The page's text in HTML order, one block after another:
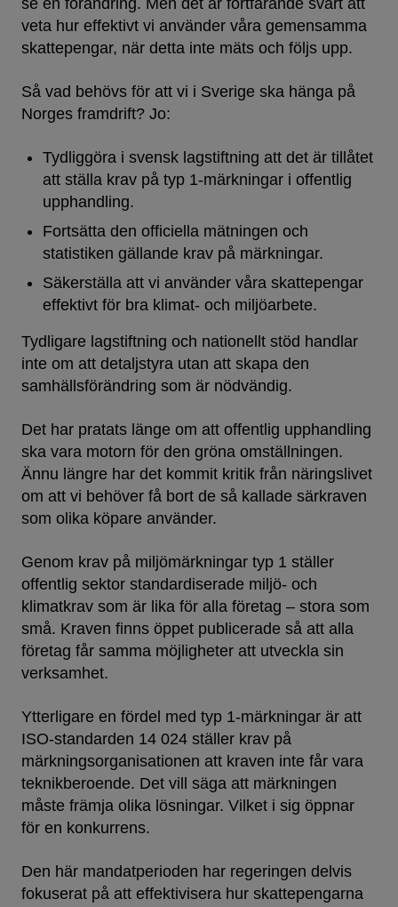
veta hur effektivt vi använder våra gemensamma
skattepengar, när detta inte mäts och följs upp.
Så vad behövs för att vi i Sverige ska hänga på
Norges framdrift? Jo:
Tydliggöra i svensk lagstiftning att det är tillåtet
att ställa krav på typ 1-märkningar i offentlig
upphandling.
Fortsätta den officiella mätningen och
statistiken gällande krav på märkningar.
Säkerställa att vi använder våra skattepengar
effektivt för bra klimat- och miljöarbete.
Tydligare lagstiftning och nationellt stöd handlar
inte om att detaljstyra utan att skapa den
samhällsförändring som är nödvändig.
Det har pratats länge om att offentlig upphandling
ska vara motorn för den gröna omställningen.
Ännu längre har det kommit kritik från näringslivet
om att vi behöver få bort de så kallade särkraven
som olika köpare använder.
Genom krav på miljömärkningar typ 1 ställer
offentlig sektor standardiserade miljö- och
klimatkrav som är lika för alla företag – stora som
små. Kraven finns öppet publicerade så att alla
företag får samma möjligheter att utveckla sin
verksamhet.
Ytterligare en fördel med typ 1-märkningar är att
ISO-standarden 14 024 ställer krav på
märkningsorganisationen att kraven inte får vara
teknikberoende. Det vill säga att märkningen
måste främja olika lösningar. Vilket i sig öppnar
för en konkurrens.
Den här mandatperioden har regeringen delvis
fokuserat på att effektivisera hur skattepengarna